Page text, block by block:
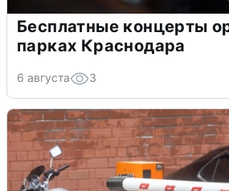
Бесплатные концерты
парках Краснодара
6 августа 3